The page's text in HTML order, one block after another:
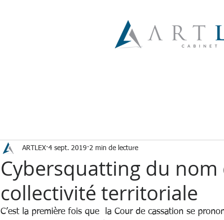
Cybersquatting du nom
collectivité territoriale
ARTLEX 4 sept. 2019 2 min de lecture
C’est la première fois que  la Cour de cassation se